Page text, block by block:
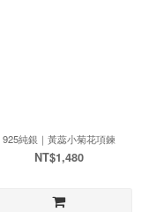
925純銀｜黃蕊小菊花項鍊
NT$1,480